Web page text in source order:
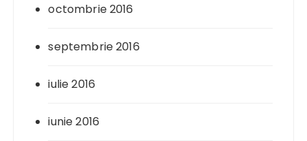
octombrie 2016
septembrie 2016
iulie 2016
iunie 2016